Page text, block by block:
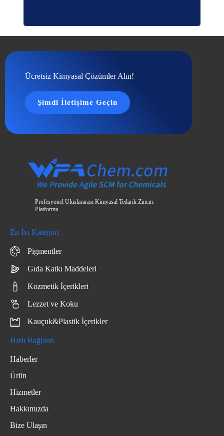
Ücretsiz Kimyasal Çözümler Alın!
Şimdi İletişime Geçin
Profesyonel Uluslararası Kimyasal Tedarik Zinciri
Platformu
En İyi Kategori
Pigmentler
Gıda Katkı Maddeleri
Kozmetik İçerikleri
Lezzet ve Koku
Kauçuk&Plastik İçerikler
Hızlı Bağlantı
Haberler
Ürün
Hizmetler
Hakkımızda
Bize Ulaşın